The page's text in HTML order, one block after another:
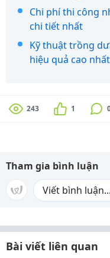
Chi phí thi công
chi tiết nhất
Kỹ thuật trồng
hiệu quả cao nhất
243 1
Tham gia bình luận
Bài viết liên quan